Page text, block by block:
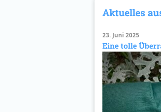
Aktuelles
23. Juni 2025
Eine tolle